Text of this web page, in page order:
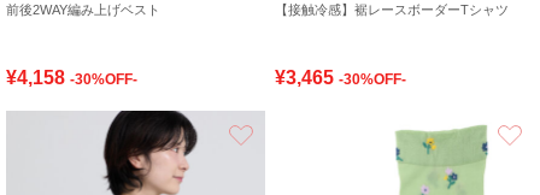
前後2WAY編み上げベスト
¥4,158 -30%OFF-
【接触冷感】裾レースボーダーTシャツ
¥3,465 -30%OFF-